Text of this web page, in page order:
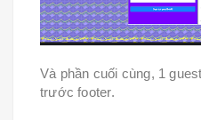
Và phần cuối cùng, 1
trước footer.